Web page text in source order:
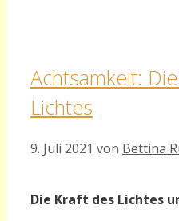
Achtsamkeit:
Lichtes
9. Juli 2021 von Bettina
Die Kraft des Lichtes